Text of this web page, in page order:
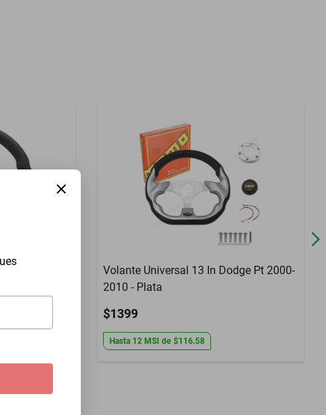
1500 Rev
Volante Universal 13 In Dodge Pt 2000-
2010 - Plata
$1399
Hasta 12 MSI de $116.58